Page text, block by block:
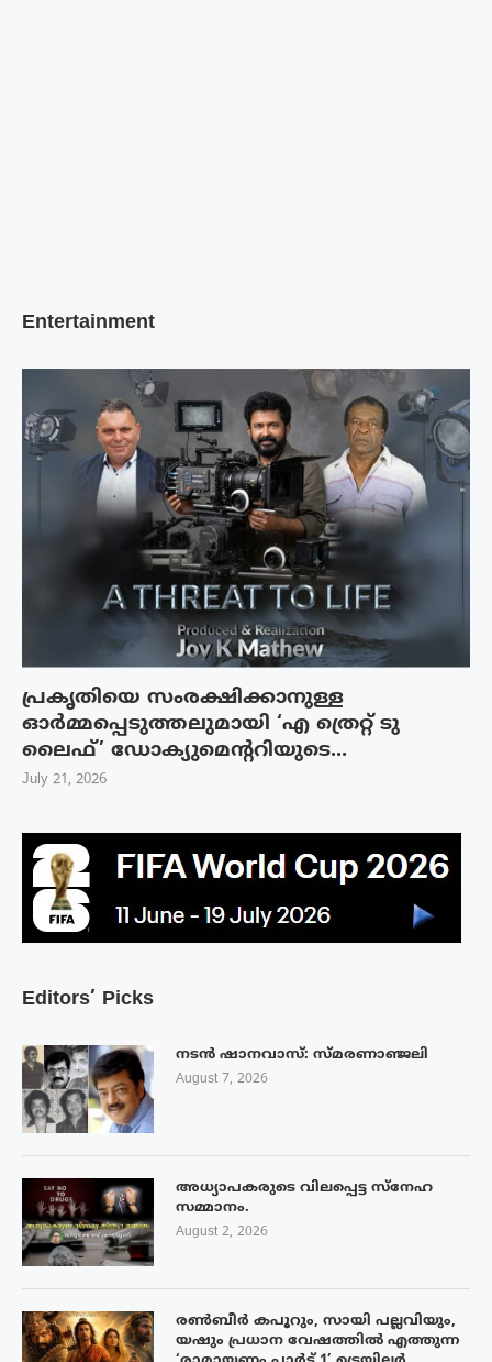
Editors’ Picks
നടൻ ഷാനവാസ്: സ്മരണാഞ്ജലി
August 7, 2026
അധ്യാപകരുടെ വിലപ്പെട്ട സ്നേഹ
സമ്മാനം.
August 2, 2026
രൺബീർ കപൂറും, സായി പല്ലവിയും,
യഷും പ്രധാന വേഷത്തിൽ എത്തുന്ന
Entertainment
പ്രകൃതിയെ സംരക്ഷിക്കാനുള്ള
ഓർമ്മപ്പെടുത്തലുമായി ‘എ ത്രെറ്റ് ടു
ലൈഫ്’ ഡോക്യുമെന്ററിയുടെ...
July 21, 2026